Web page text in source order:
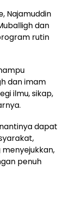
Najamuddin
dan
rutin
dan imam
ilmu, sikap,
dapat
penuh